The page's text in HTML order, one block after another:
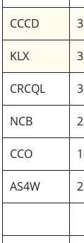
CCCD
KLX
CRCQL
NCB
CCO
AS4W 2